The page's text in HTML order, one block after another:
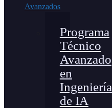
Avanzados
Programa
Técnico
Avanzado
en
Ingeniería
de IA